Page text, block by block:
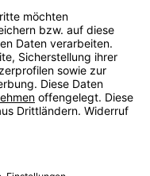
zzgl.